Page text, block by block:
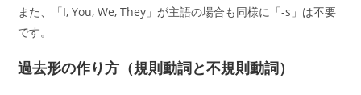
また、「I, You, We, They」が主語の場合も同様に「-s」は不要
です。
過去形の作り方（規則動詞と不規則動詞）